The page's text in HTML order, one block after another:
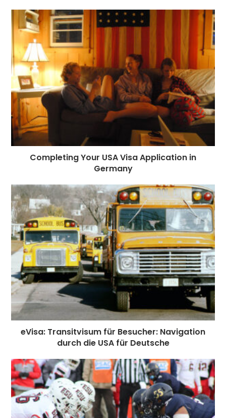
Completing Your USA Visa Application in
Germany
eVisa: Transitvisum für Besucher: Navigation
durch die USA für Deutsche